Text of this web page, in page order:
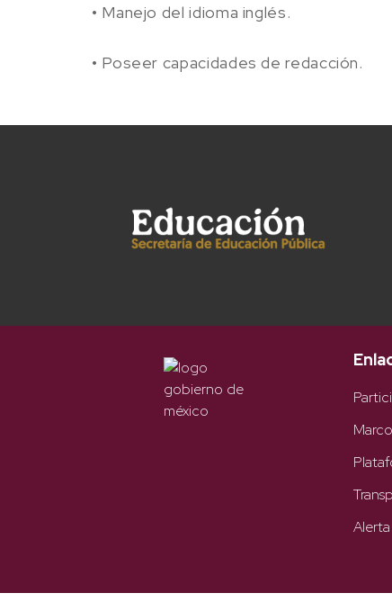
• Manejo del idioma inglés.
• Poseer capacidades de redacción.
Alerta